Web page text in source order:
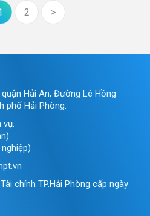
2 >
Hải An, Đường Lê Hồng
phố Hải Phòng.
vụ:
chính TP.Hải Phòng cấp ngày